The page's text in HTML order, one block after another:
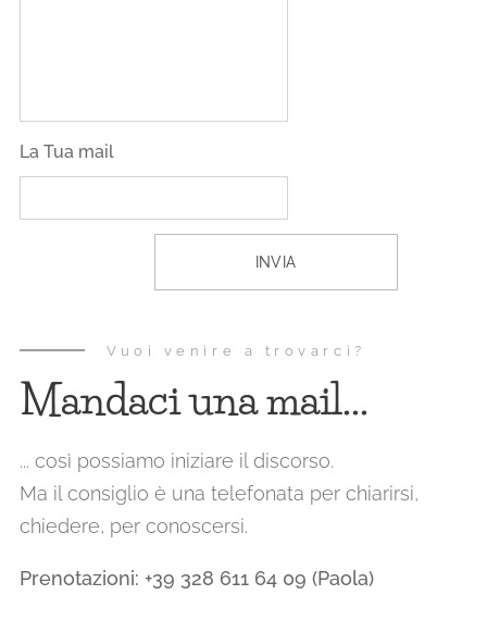
La Tua mail
INVIA
Vuoi venire a trovarci?
Mandaci una mail...
... così possiamo iniziare il discorso.
Ma il consiglio è una telefonata per chiarirsi,
chiedere, per conoscersi.
Prenotazioni: +39 328 611 64 09 (Paola)